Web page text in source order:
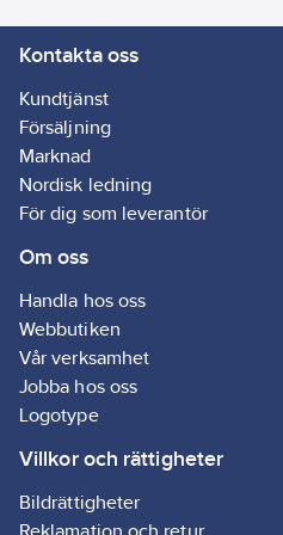
Kontakta oss
Kundtjänst
Försäljning
Marknad
Nordisk ledning
För dig som leverantör
Om oss
Handla hos oss
Webbutiken
Vår verksamhet
Jobba hos oss
Logotype
Villkor och rättigheter
Bildrättigheter